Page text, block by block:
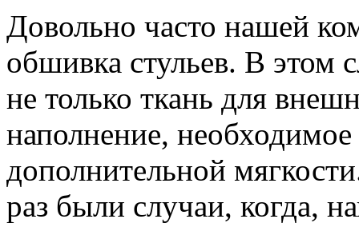
Довольно часто нашей
обшивка стульев. В этом
не только ткань для
наполнение,
дополнительной
раз были случаи, когда,